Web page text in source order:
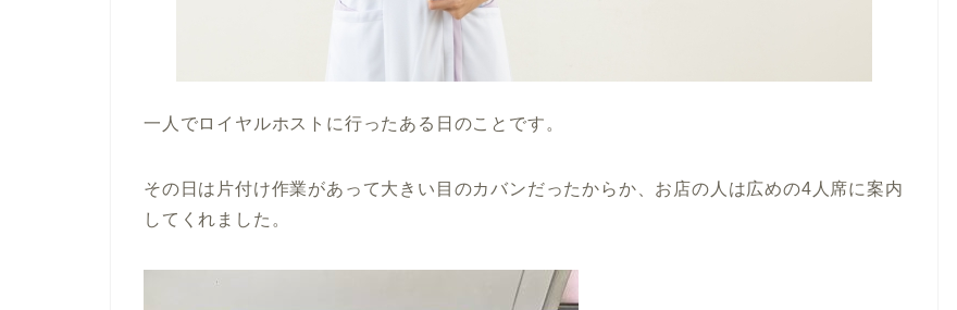
一人でロイヤルホストに行ったある日のことです。
その日は片付け作業があって大きい目のカバンだったからか、お店の人は広めの4人席に案内
してくれました。